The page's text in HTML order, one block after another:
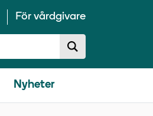
För vårdgivare
Sök
Nyheter